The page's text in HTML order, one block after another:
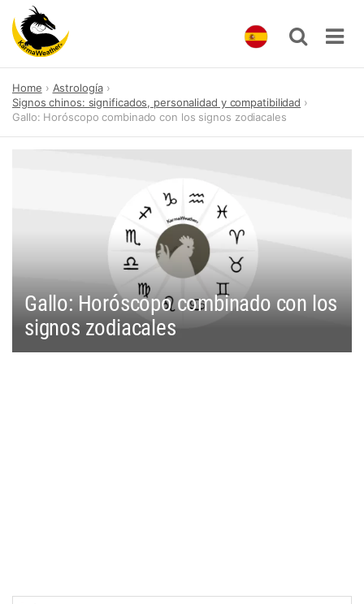
content
Home
Astrología
Signos chinos: significados, personalidad y compatibilidad
Gallo: Horóscopo combinado con los signos zodiacales
Gallo: Horóscopo combinado con los
signos zodiacales